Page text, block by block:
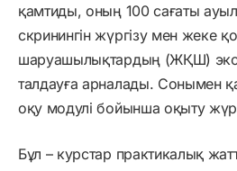
қамтиды, оның 100 сағаты
скринингін жүргізу мен жеке
шаруашылықтардың (ЖҚШ)
талдауға арналады. Сонымен
оқу модулі бойынша оқыту
Бұл – курстар практикалық